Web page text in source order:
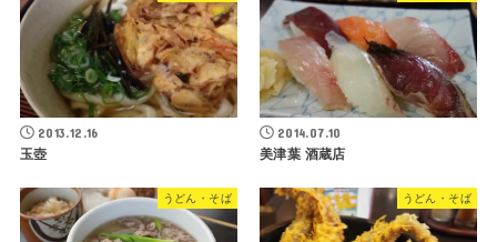
2013.12.16
玉壺
2014.07.10
美津葉 酒蔵店
うどん・そば うどん・そば